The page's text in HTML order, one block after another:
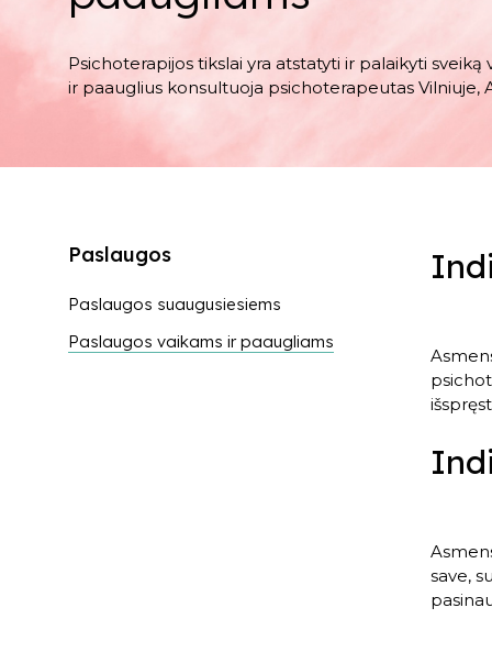
Psichoterapijos tikslai yra atstatyti ir palaikyti
ir paauglius konsultuoja psichoterapeutas Vilniuje,
Paslaugos
Paslaugos suaugusiesiems
Paslaugos vaikams ir paaugliams
save,